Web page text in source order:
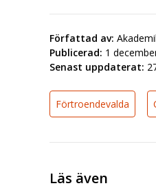
Författad av:
Publicerad: 1
Senast uppdaterat:
Förtroendevalda
Läs även